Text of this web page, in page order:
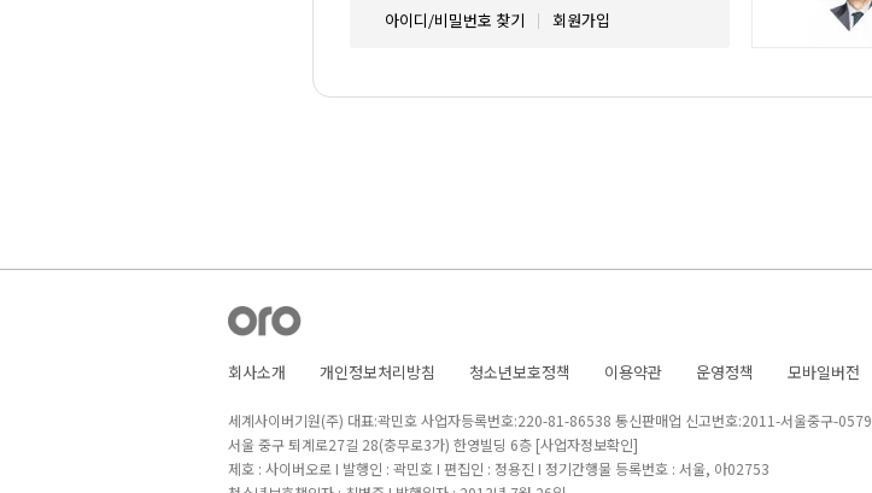
아이디/비밀번호 찾기 회원가입
회사소개 개인정보처리방침 청소년보호정책 이용약관 운영정책 모바일버전
세계사이버기원(주) 대표:곽민호 사업자등록번호:220-81-86538 통신판매업 신고번호:2011-서울중구-0579
서울 중구 퇴계로27길 28(충무로3가) 한영빌딩 6층 [사업자정보확인]
제호 : 사이버오로 I 발행인 : 곽민호 I 편집인 : 정용진 I 정기간행물 등록번호 : 서울, 아02753